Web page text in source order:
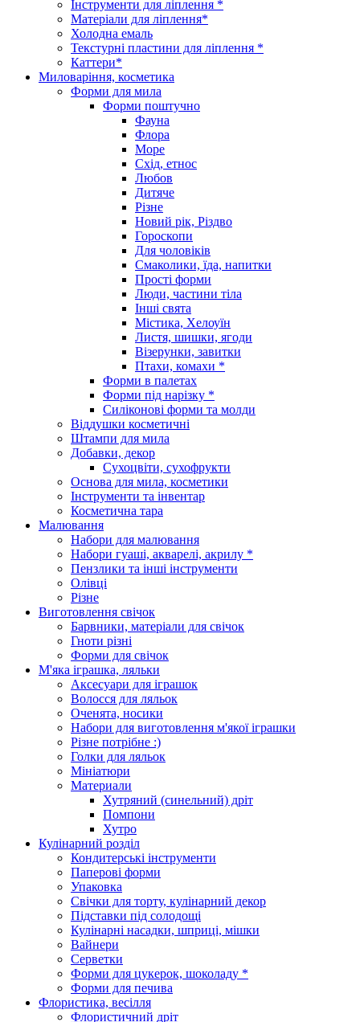
Інструменти для ліплення *
Матеріали для ліплення*
Холодна емаль
Текстурні пластини для ліплення *
Каттери*
Миловаріння, косметика
Форми для мила
Форми поштучно
Фауна
Флора
Море
Схід, етнос
Любов
Дитяче
Різне
Новий рік, Різдво
Гороскопи
Для чоловіків
Смаколики, їда, напитки
Прості форми
Люди, частини тіла
Інші свята
Містика, Хелоуїн
Листя, шишки, ягоди
Візерунки, завитки
Птахи, комахи *
Форми в палетах
Форми під нарізку *
Силіконові форми та молди
Віддушки косметичні
Штампи для мила
Добавки, декор
Сухоцвіти, сухофрукти
Основа для мила, косметики
Інструменти та інвентар
Косметична тара
Малювання
Набори для малювання
Набори гуаші, акварелі, акрилу *
Пензлики та інші інструменти
Олівці
Різне
Виготовлення свічок
Барвники, матеріали для свічок
Гноти різні
Форми для свічок
М'яка іграшка, ляльки
Аксесуари для іграшок
Волосся для ляльок
Оченята, носики
Набори для виготовлення м'якої іграшки
Різне потрібне :)
Голки для ляльок
Мініатюри
Материали
Хутряний (синельний) дріт
Помпони
Хутро
Кулінарний розділ
Кондитерські інструменти
Паперові форми
Упаковка
Свічки для торту, кулінарний декор
Підставки під солодощі
Кулінарні насадки, шприці, мішки
Вайнери
Серветки
Форми для цукерок, шоколаду *
Форми для печива
Флористика, весілля
Флористичний дріт